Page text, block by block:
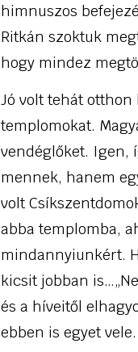
himnuszos
Ritkán szoktuk
hogy mindez
Jó volt tehát
templomokat.
vendéglőket. Igen,
mennek, hanem
volt
abba templomba,
mindannyiunkért.
kicsit jobban
és a híveitől
ebben is egyet